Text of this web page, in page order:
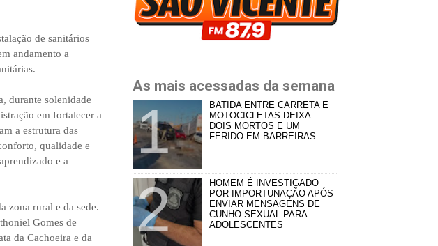
de sanitários
andamento a
durante solenidade
em fortalecer a
a estrutura das
qualidade e
e a
zona rural e da sede.
Gomes de
da Cachoeira e da
As mais acessadas da semana
BATIDA ENTRE CARRETA E
MOTOCICLETAS DEIXA
DOIS MORTOS E UM
FERIDO EM BARREIRAS
HOMEM É INVESTIGADO
POR IMPORTUNAÇÃO APÓS
ENVIAR MENSAGENS DE
CUNHO SEXUAL PARA
ADOLESCENTES